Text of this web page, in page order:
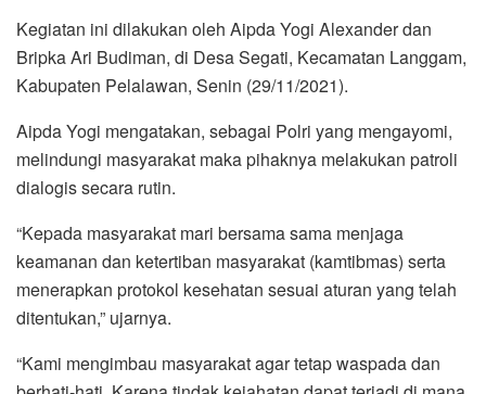
Kegiatan ini dilakukan oleh Aipda Yogi Alexander dan
Bripka Ari Budiman, di Desa Segati, Kecamatan Langgam,
Kabupaten Pelalawan, Senin (29/11/2021).
Aipda Yogi mengatakan, sebagai Polri yang mengayomi,
melindungi masyarakat maka pihaknya melakukan patroli
dialogis secara rutin.
“Kepada masyarakat mari bersama sama menjaga
keamanan dan ketertiban masyarakat (kamtibmas) serta
menerapkan protokol kesehatan sesuai aturan yang telah
ditentukan,” ujarnya.
“Kami mengimbau masyarakat agar tetap waspada dan